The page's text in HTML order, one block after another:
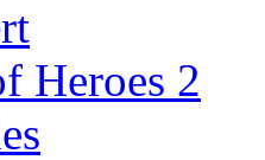
Heroes 2